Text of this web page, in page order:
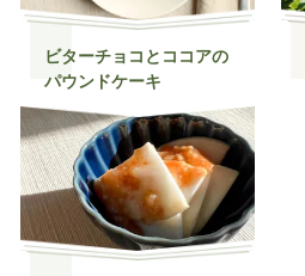
ビターチョコとココアの
パウンドケーキ